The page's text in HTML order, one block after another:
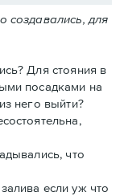
создавались, для
Для стояния в
посадками на
него выйти?
что
если уж что